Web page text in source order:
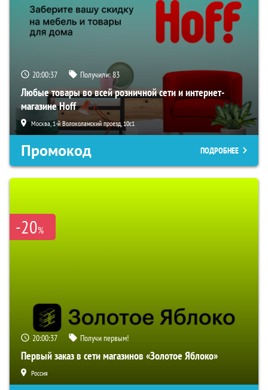
20:00:37 Получили:83
Любые товары во всей розничной сети и интернет-
магазине Hoff
Москва, 1-й Волоколамский проезд, 10с1
Промокод ПОДРОБНЕЕ
-20%
20:00:37 Получи первым!
Первый заказ в сети магазинов «Золотое Яблоко»
Россия